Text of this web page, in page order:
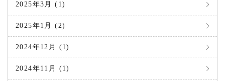
2025年3月 (1)
2025年1月 (2)
2024年12月 (1)
2024年11月 (1)